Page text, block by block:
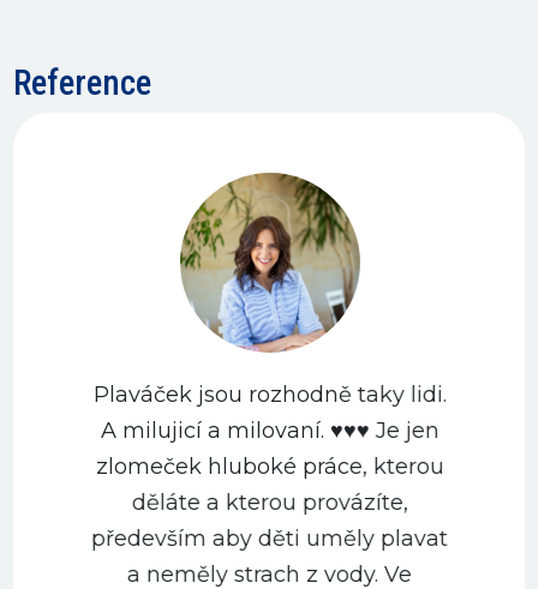
Reference
Plaváček jsou rozhodně taky lidi.
A milujicí a milovaní. ♥️♥️♥️ Je jen
zlomeček hluboké práce, kterou
děláte a kterou provázíte,
především aby děti uměly plavat
a neměly strach z vody. Ve